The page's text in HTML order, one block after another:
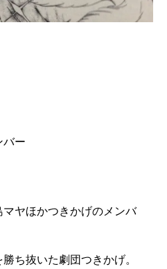
ー
ヤほかつきかげのメンバ
ち抜いた劇団つきかげ。